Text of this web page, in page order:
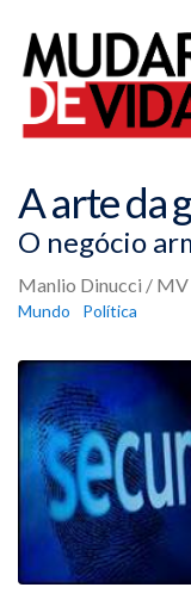
A arte da
O negócio
Manlio Dinucci /
Mundo Política